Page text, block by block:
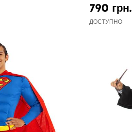
790 грн.
ДОСТУПНО